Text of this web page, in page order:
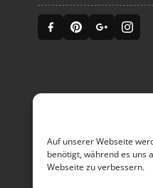
Auf unserer Webseite
benötigt, während es uns
Webseite zu verbessern.